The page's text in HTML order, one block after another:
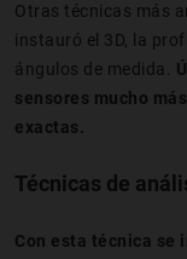
Otras técnicas más
instauró el 3D, la
ángulos de medida.
sensores mucho
exactas.
Técnicas de
Con esta técnica se